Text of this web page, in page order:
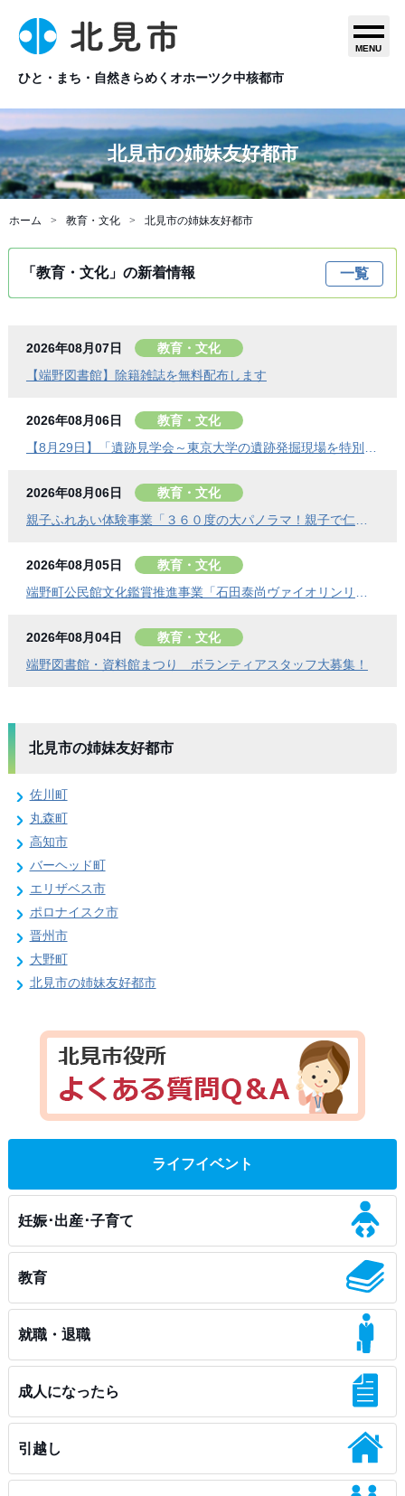
ひと・まち・自然きらめくオホーツク中核都市
MENU
北見市の姉妹友好都市
ホーム 教育・文化 北見市の姉妹友好都市
「教育・文化」の新着情報 一覧
2026年08月07日
教育・文化
【端野図書館】除籍雑誌を無料配布します
2026年08月06日
教育・文化
2026年08月06日
教育・文化
2026年08月05日
教育・文化
2026年08月04日
教育・文化
端野図書館・資料館まつり ボランティアスタッフ大募集！
北見市の姉妹友好都市
佐川町
丸森町
高知市
バーヘッド町
エリザベス市
ポロナイスク市
晋州市
大野町
北見市の姉妹友好都市
ライフイベント
妊娠･出産･子育て
教育
就職・退職
成人になったら
引越し